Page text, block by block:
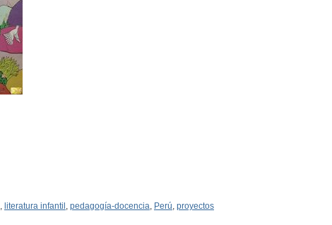
literatura infantil pedagogía-docencia Perú proyectos